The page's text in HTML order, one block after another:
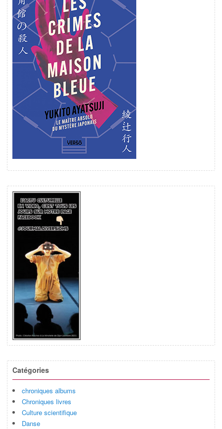
Catégories
chroniques albums
Chroniques livres
Culture scientifique
Danse